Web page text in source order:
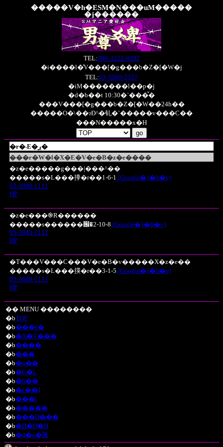
�����V�h�ESM�N���uM�����
�j������
TEL:090-3222-9292
�i����l�̓V���[�g���b�Z�[�W�j
TEL:03-3360-3337
�iM�������l��p�j
�d�b��t 10:30�`���̌�
���V���[�g���b�Z�[�W��24h��
�����O�\��ɂĐ^�钆�`�����v���C��
���N�����x�H
�r�܁E�ڔ�
���r�W�l�X�E�V�e�B�z�e����
�z�e�����g���|���^��
�����s�L���搼�r��1-6-1 (Google�}�b�v)
03-3980-1111
HP
�z�e���֎R������
�����s������֌�2-10-8 (Google�}�b�v)
03-3943-1111
HP
�T���V���C���V�e�B�v�����X�z�e��
�����s�L���擌�r��3-1-5 (Google�}�b�v)
03-3988-1111
HP
�� MENU ��������
�bTOP
�b���ē�
�b�X�V���
�b����
�b���
�b�o��
�b�G�L
�b�h��
�b�ē��}
�b���l
�b�����
�b���D���
�b�H�H�H
�b�d�q�莆